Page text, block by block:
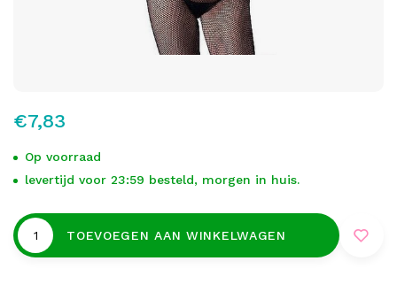
€7,83
Op voorraad
levertijd voor 23:59 besteld, morgen in huis.
TOEVOEGEN AAN WINKELWAGEN